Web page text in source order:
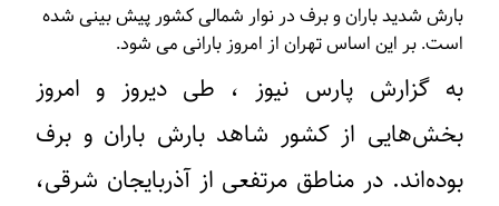
بارش شدید بارانوبرف در نوار شمالی کشور پیش بینی شده
است. بر این اساستهران از امروز بارانی می شود.
به گزارش پارس نیوز ، طی دیروز و امروز
بخش‌هایی از کشور شاهد بارش باران و برف
بوده‌اند. در مناطق مرتفعی از آذربایجان شرقی،